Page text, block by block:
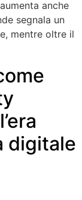
anche
segnala un
mentre oltre il
digitale